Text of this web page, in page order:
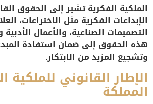
الملكية الفكرية تشير إلى الحقوق
الإبداعات الفكرية مثل الاختراعات،
التصميمات الصناعية، والأعمال
هذه الحقوق إلى ضمان استفادة
وتشجيع المزيد من الابتكار.
الإطار القانوني
المملكة